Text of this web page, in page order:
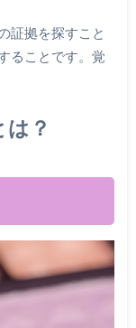
証拠を探すこと
ることです。覚
？